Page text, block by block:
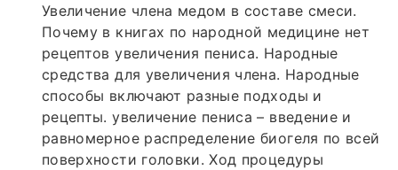
Увеличение члена медом в составе смеси.
Почему в книгах по народной медицине нет
рецептов увеличения пениса. Народные
средства для увеличения члена. Народные
способы включают разные подходы и
рецепты. увеличение пениса – введение и
равномерное распределение биогеля по всей
поверхности головки. Ход процедуры